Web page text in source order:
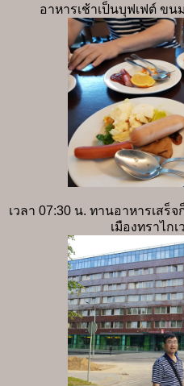
อาหารเช้าเป็นบุฟเฟต์ ข
เวลา 07:30 น. ทานอาหารเสร็
เมืองทราไก